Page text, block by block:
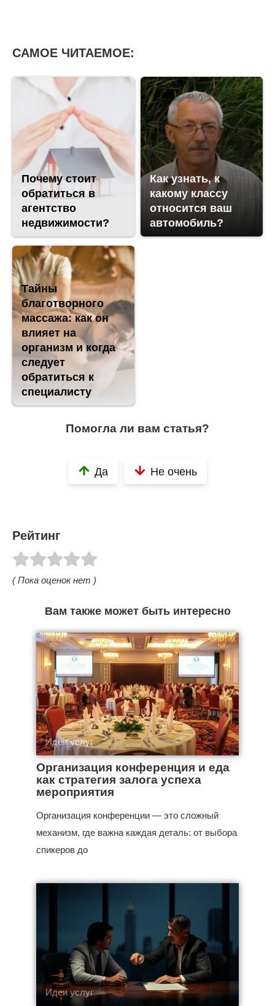
САМОЕ ЧИТАЕМОЕ:
Почему стоит
обратиться в
агентство
недвижимости?
Как узнать, к
какому классу
относится ваш
автомобиль?
Тайны
благотворного
массажа: как он
влияет на
организм и когда
следует
обратиться к
специалисту
Помогла ли вам статья?
Да Не очень
Рейтинг
( Пока оценок нет )
Вам также может быть интересно
Идеи услуг
Организация конференция и еда
как стратегия залога успеха
мероприятия
Организация конференции — это сложный
механизм, где важна каждая деталь: от выбора
спикеров до
Идеи услуг